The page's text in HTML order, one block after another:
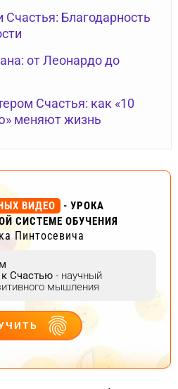
Счастья: Благодарность
от Леонардо до
Счастья: как «10
меняют жизнь
ВИДЕО
- УРОКА
СИСТЕМЕ ОБУЧЕНИЯ
Пинтосевича
Счастью - научный
мышления